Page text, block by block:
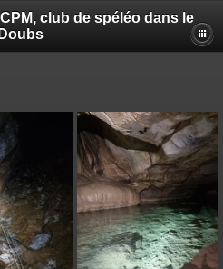
club de spéléo dans le
Doubs